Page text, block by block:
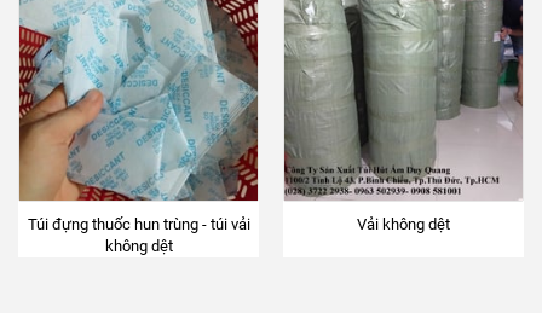
Túi đựng thuốc hun trùng - túi vải
không dệt
Vải không dệt